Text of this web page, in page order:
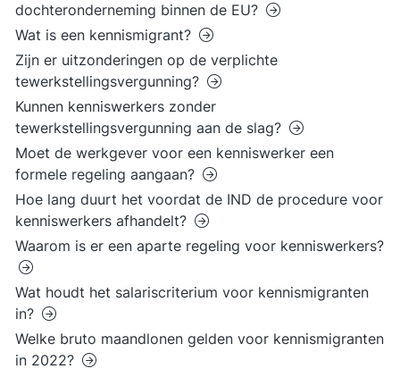
dochteronderneming binnen de EU?
Wat is een kennismigrant?
Zijn er uitzonderingen op de verplichte
tewerkstellingsvergunning?
Kunnen kenniswerkers zonder
tewerkstellingsvergunning aan de slag?
Moet de werkgever voor een kenniswerker een
formele regeling aangaan?
Hoe lang duurt het voordat de IND de procedure voor
kenniswerkers afhandelt?
Waarom is er een aparte regeling voor kenniswerkers?
Wat houdt het salariscriterium voor kennismigranten
in?
Welke bruto maandlonen gelden voor kennismigranten
in 2022?